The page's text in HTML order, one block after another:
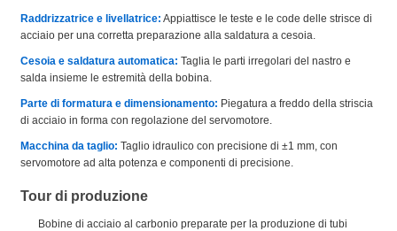
Raddrizzatrice e livellatrice: Appiattisce le teste e le code delle strisce di
acciaio per una corretta preparazione alla saldatura a cesoia.
Cesoia e saldatura automatica: Taglia le parti irregolari del nastro e
salda insieme le estremità della bobina.
Parte di formatura e dimensionamento: Piegatura a freddo della striscia
di acciaio in forma con regolazione del servomotore.
Macchina da taglio: Taglio idraulico con precisione di ±1 mm, con
servomotore ad alta potenza e componenti di precisione.
Tour di produzione
Bobine di acciaio al carbonio preparate per la produzione di tubi